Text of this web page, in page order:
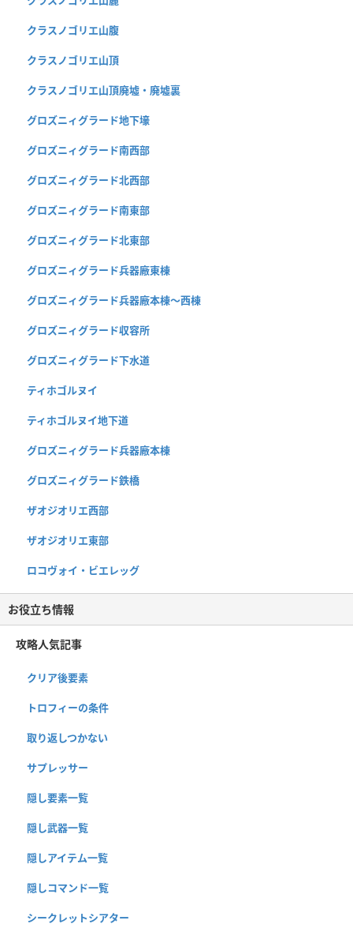
クラスノゴリエ山腹
クラスノゴリエ山頂
クラスノゴリエ山頂廃墟・廃墟裏
グロズニィグラード地下壕
グロズニィグラード南西部
グロズニィグラード北西部
グロズニィグラード南東部
グロズニィグラード北東部
グロズニィグラード兵器廠東棟
グロズニィグラード兵器廠本棟〜西棟
グロズニィグラード収容所
グロズニィグラード下水道
ティホゴルヌイ
ティホゴルヌイ地下道
グロズニィグラード兵器廠本棟
グロズニィグラード鉄橋
ザオジオリエ西部
ザオジオリエ東部
ロコヴォイ・ビエレッグ
お役立ち情報
攻略人気記事
クリア後要素
トロフィーの条件
取り返しつかない
サプレッサー
隠し要素一覧
隠し武器一覧
隠しアイテム一覧
隠しコマンド一覧
シークレットシアター